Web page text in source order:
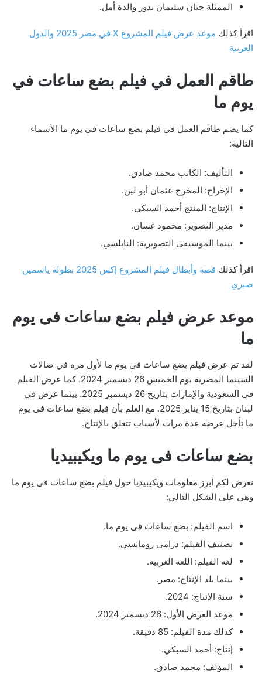
الممثلة حنان سليمان بدور والدة أمل.
اقرأ كذلك
موعد عرض فيلم المشروع X في مصر 2025 والدول
العربية
طاقم العمل في فيلم بضع ساعات في
يوم ما
كما يضم طاقم العمل في فيلم بضع ساعات في يوم ما الأسماء
التالية:
التأليف: الكاتب محمد صادق.
الإخراج: المخرج عثمان أبو لبن.
الإنتاج: المنتج أحمد السبكي.
مدير التصوير: محمود غسان.
بينما الموسيقى التصويرية: النابلسي.
اقرأ كذلك
قصة وأبطال فيلم المشروع إكس 2025 بطولة ياسمين
صبري
موعد عرض فيلم بضع ساعات فى يوم
ما
لقد تم عرض فيلم بضع ساعات فى يوم ما لأول مرة في صالات
السينما المصرية يوم الخميس 26 ديسمبر 2024. كما عرض الفيلم
في السعودية والإمارات بتاريخ 26 ديسمبر 2025. بينما عرض في
لبنان بتاريخ 15 يناير 2025. مع العلم بأن فيلم بضع ساعات فى يوم
ما تأجل عرضه عدة مرات لأسباب تتعلق بالإنتاج.
بضع ساعات فى يوم ما ويكيبيديا
نعرض لكم أبرز معلومات ويكيبيديا حول فيلم بضع ساعات فى يوم ما
وهي على الشكل التالي:
اسم الفيلم: بضع ساعات فى يوم ما.
تصنيف الفيلم: درامي رومانسي.
لغة الفيلم: اللغة العربية.
بينما بلد الإنتاج: مصر.
سنة الإنتاج: 2024.
موعد العرض الأول: 26 ديسمبر 2024.
كذلك مدة الفيلم: 85 دقيقة.
إنتاج: أحمد السبكي.
المؤلف: محمد صادق.